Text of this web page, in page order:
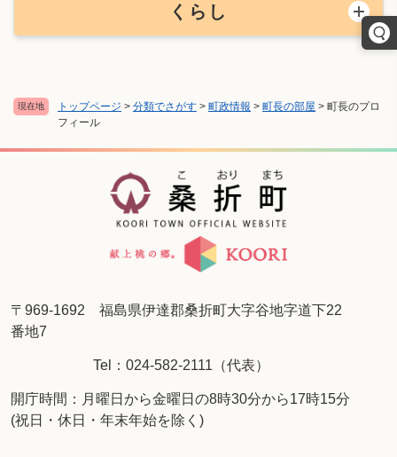
現在地 トップページ > 分類でさがす > 町政情報 > 町長の部屋 > 町長のプロ
フィール
くらし
〒969-1692 福島県伊達郡桑折町大字谷地字道下22
番地7
Tel：024-582-2111（代表）
開庁時間：月曜日から金曜日の8時30分から17時15分
(祝日・休日・年末年始を除く)